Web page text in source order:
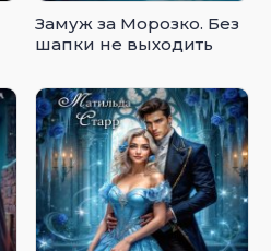
Замуж за Морозко. Без
шапки не выходить